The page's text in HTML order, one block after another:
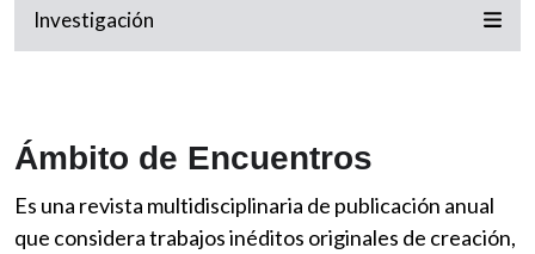
Investigación
Ámbito de Encuentros
Es una revista multidisciplinaria de publicación anual
que considera trabajos inéditos originales de creación,